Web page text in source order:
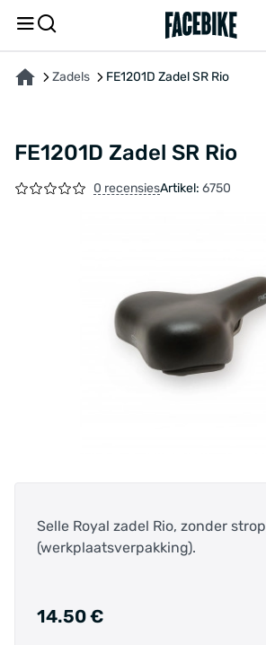
Zadels FE1201D Zadel SR Rio
FE1201D Zadel SR Rio
0 recensiesArtikel: 6750
Selle Royal zadel Rio, zonder strop
(werkplaatsverpakking).
14.50 €
OVER HET PRODUCT FEEDBACK EN VRAGEN